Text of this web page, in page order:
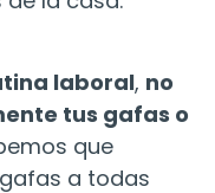
laboral, no
tus gafas o
que
a todas